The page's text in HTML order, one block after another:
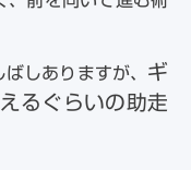
しありますが、 ギ
るぐらいの助走